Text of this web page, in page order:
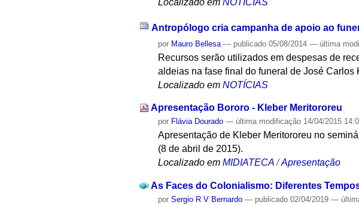
Localizado em NOTÍCIAS
Antropólogo cria campanha de apoio ao
por Mauro Bellesa — publicado 05/08/2014— última
Recursos serão utilizados em despesas de
aldeias na fase final do funeral de José Carlos
Localizado em NOTÍCIAS
Apresentação Bororo - Kleber Meritororeu
por Flávia Dourado — última modificação 14/04/2015
Apresentação de Kleber Meritororeu no
(8 de abril de 2015).
Localizado em MIDIATECA /Apresentação
As Faces do Colonialismo: Diferentes
porSergio R V Bernardo — publicado 02/04/2019—